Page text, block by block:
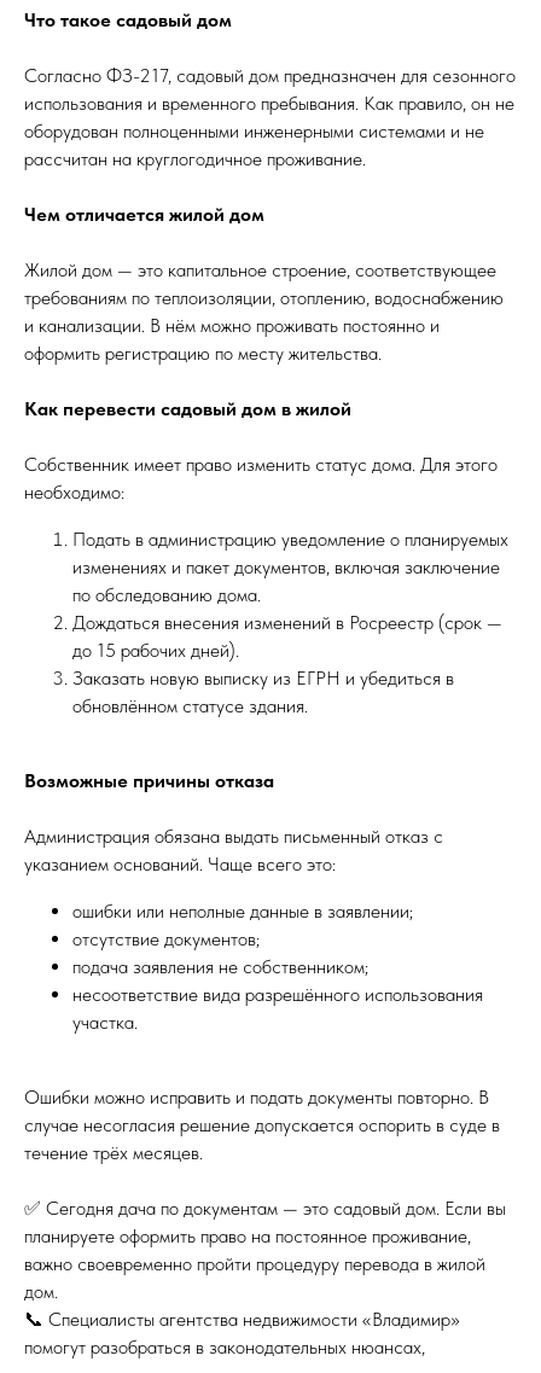
Что такое садовый дом
Согласно ФЗ-217, садовый дом предназначен для сезонного
использования и временного пребывания. Как правило, он не
оборудован полноценными инженерными системами и не
рассчитан на круглогодичное проживание.
Чем отличается жилой дом
Жилой дом — это капитальное строение, соответствующее
требованиям по теплоизоляции, отоплению, водоснабжению
и канализации. В нём можно проживать постоянно и
оформить регистрацию по месту жительства.
Как перевести садовый дом в жилой
Собственник имеет право изменить статус дома. Для этого
необходимо:
Подать в администрацию уведомление о планируемых
изменениях и пакет документов, включая заключение
по обследованию дома.
Дождаться внесения изменений в Росреестр (срок —
до 15 рабочих дней).
Заказать новую выписку из ЕГРН и убедиться в
обновлённом статусе здания.
Возможные причины отказа
Администрация обязана выдать письменный отказ с
указанием оснований. Чаще всего это:
ошибки или неполные данные в заявлении;
отсутствие документов;
подача заявления не собственником;
несоответствие вида разрешённого использования
участка.
Ошибки можно исправить и подать документы повторно. В
случае несогласия решение допускается оспорить в суде в
течение трёх месяцев.
✅ Сегодня дача по документам — это садовый дом. Если вы
планируете оформить право на постоянное проживание,
важно своевременно пройти процедуру перевода в жилой
дом.
📞 Специалисты агентства недвижимости «Владимир»
помогут разобраться в законодательных нюансах,